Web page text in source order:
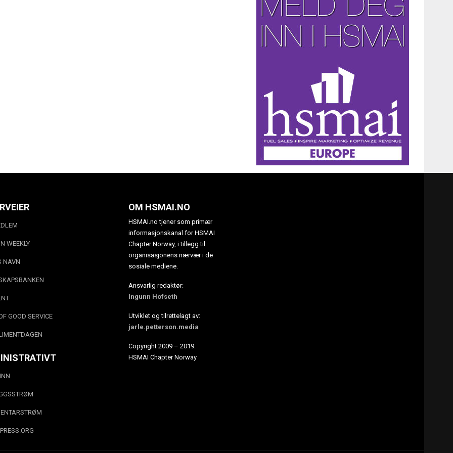
WEEKLY
NAVN
GOOD SERVICE
OM HSMAI.NO
HSMAI.no tjener som primær
informasjonskanal for HSMAI
Chapter Norway, i tillegg til
organisasjonens nærvær i de
sosiale mediene.
Ansvarlig redaktør:
Ingunn Hofseth
Utviklet og tilrettelagt av:
jarle.petterson.media
Copyright 2009 – 2019:
HSMAI Chapter Norway